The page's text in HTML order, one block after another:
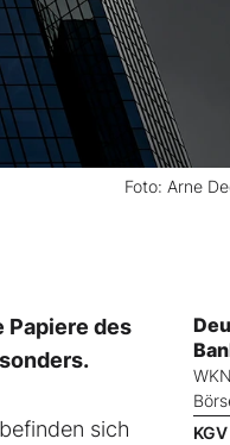
Foto: Arne
Papiere des
sich
KGV